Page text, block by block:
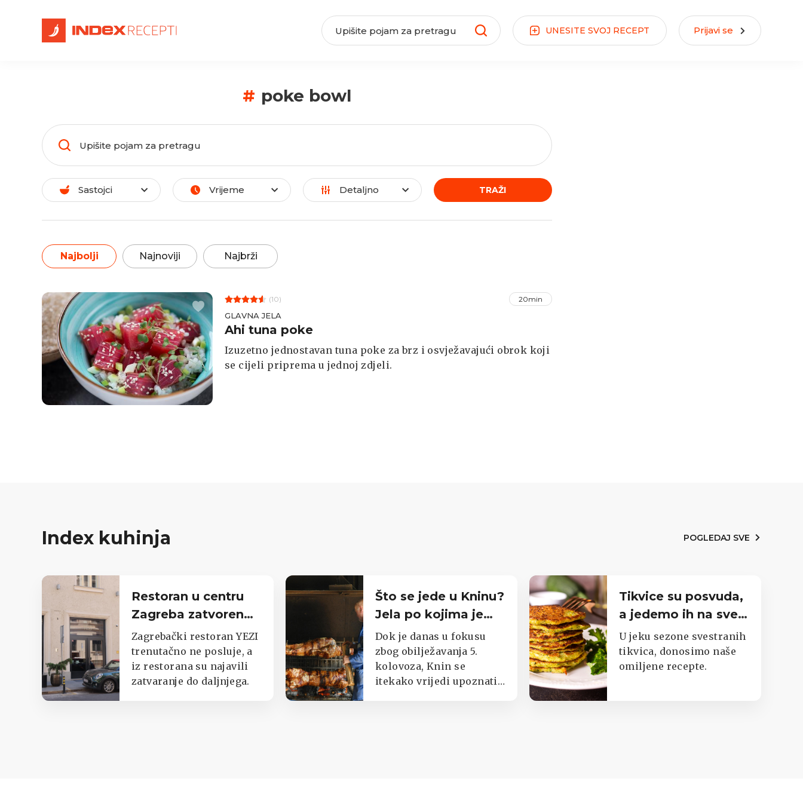
UNESITE SVOJ RECEPT Prijavi se
# poke bowl
Sastojci Vrijeme Detaljno TRAŽI
Najbolji Najnoviji Najbrži
(10) 20min
GLAVNA JELA
Ahi tuna poke
Izuzetno jednostavan tuna poke za brz i osvježavajući obrok koji
se cijeli priprema u jednoj zdjeli.
Index kuhinja POGLEDAJ SVE
Restoran u centru
Zagreba zatvoren
do daljnjega,
oglasili se iz lokala
Zagrebački restoran YEZI
trenutačno ne posluje, a
iz restorana su najavili
zatvaranje do daljnjega.
Što se jede u Kninu?
Jela po kojima je
poznat cijeli kraj
Dok je danas u fokusu
zbog obilježavanja 5.
kolovoza, Knin se
itekako vrijedi upoznati i
Tikvice su posvuda,
a jedemo ih na sve
moguće načine.
Imamo top listu
U jeku sezone svestranih
tikvica, donosimo naše
omiljene recepte.